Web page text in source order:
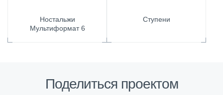
Ностальжи
Мультиформат 6
Ступени
Поделиться проектом